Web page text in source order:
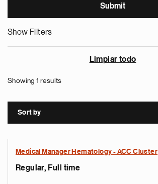
Show Filters
Limpiar todo
Showing 1 results
Sort by
Medical Manager Hematology - ACC Cluster
Regular, Full time